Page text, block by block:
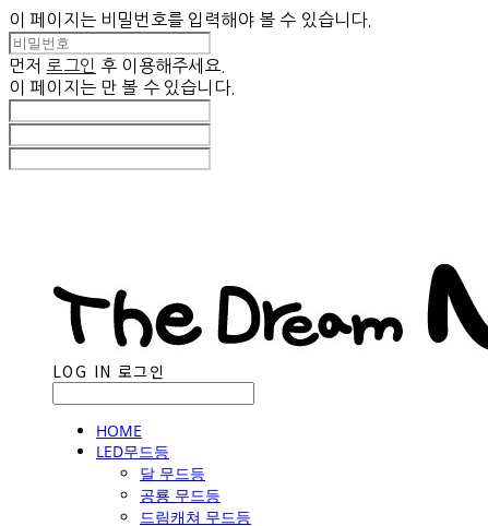
이 페이지는 비밀번호를 입력해야 볼 수 있습니다.
먼저 로그인 후 이용해주세요.
이 페이지는 만 볼 수 있습니다.
LOG IN 로그인
HOME
LED무드등
달 무드등
공룡 무드등
드림캐쳐 무드등